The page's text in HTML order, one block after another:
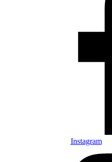
Instagram